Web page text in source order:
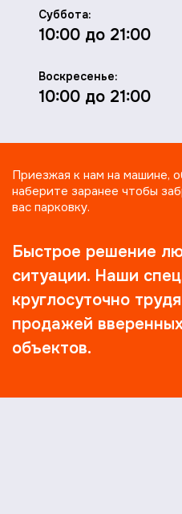
Суббота:
10:00 до 21:00
Воскресенье:
10:00 до 21:00
Приезжая к нам на машине,
наберите заранее чтобы
вас парковку.
Быстрое решение
ситуации. Наши
круглосуточно
продажей
объектов.